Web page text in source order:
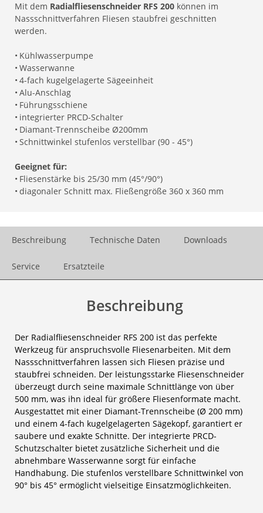
Mit dem Radialfliesenschneider RFS 200 können im
Nassschnittverfahren Fliesen staubfrei geschnitten
werden.
• Kühlwasserpumpe
• Wasserwanne
• 4-fach kugelgelagerte Sägeeinheit
• Alu-Anschlag
• Führungsschiene
• integrierter PRCD-Schalter
• Diamant-Trennscheibe Ø200mm
• Schnittwinkel stufenlos verstellbar (90 - 45°)
Geeignet für:
• Fliesenstärke bis 25/30 mm (45°/90°)
• diagonaler Schnitt max. Fließengröße 360 x 360 mm
Beschreibung Technische Daten Downloads
Service Ersatzteile
Beschreibung
Der Radialfliesenschneider RFS 200 ist das perfekte
Werkzeug für anspruchsvolle Fliesenarbeiten. Mit dem
Nassschnittverfahren lassen sich Fliesen präzise und
staubfrei schneiden. Der leistungsstarke Fliesenschneider
überzeugt durch seine maximale Schnittlänge von über
500 mm, was ihn ideal für größere Fliesenformate macht.
Ausgestattet mit einer Diamant-Trennscheibe (Ø 200 mm)
und einem 4-fach kugelgelagerten Sägekopf, garantiert er
saubere und exakte Schnitte. Der integrierte PRCD-
Schutzschalter bietet zusätzliche Sicherheit und die
abnehmbare Wasserwanne sorgt für einfache
Handhabung. Die stufenlos verstellbare Schnittwinkel von
90° bis 45° ermöglicht vielseitige Einsatzmöglichkeiten.